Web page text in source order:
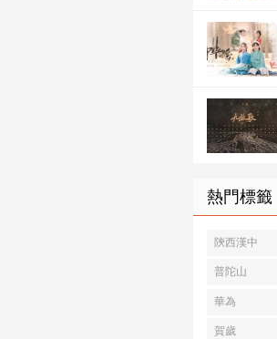
熱門標籤
陝西漢中
普陀山
華為
賀歲